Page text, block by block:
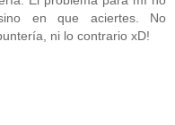
en que aciertes. No
ni lo contrario xD!